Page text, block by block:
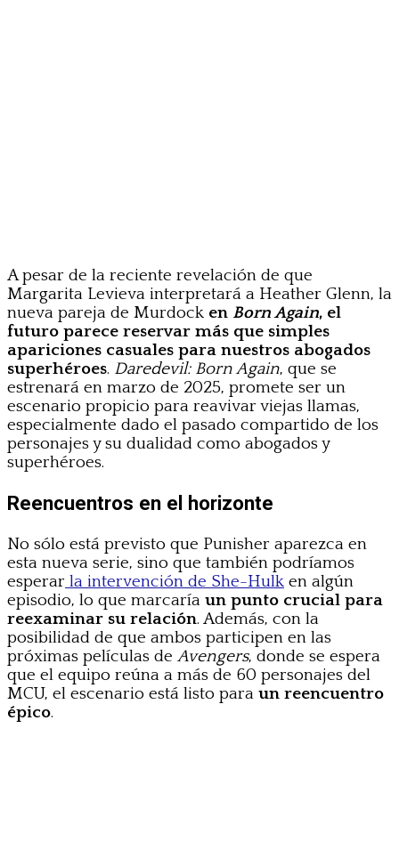
A pesar de la reciente revelación de que
Margarita Levieva interpretará a Heather Glenn, la
nueva pareja de Murdock en Born Again, el
futuro parece reservar más que simples
apariciones casuales para nuestros abogados
superhéroes. Daredevil: Born Again, que se
estrenará en marzo de 2025, promete ser un
escenario propicio para reavivar viejas llamas,
especialmente dado el pasado compartido de los
personajes y su dualidad como abogados y
superhéroes.
Reencuentros en el horizonte
No sólo está previsto que Punisher aparezca en
esta nueva serie, sino que también podríamos
esperar la intervención de She-Hulk en algún
episodio, lo que marcaría un punto crucial para
reexaminar su relación. Además, con la
posibilidad de que ambos participen en las
próximas películas deAvengers, donde se espera
que el equipo reúna a más de 60 personajes del
MCU, el escenario está listo para un reencuentro
épico.